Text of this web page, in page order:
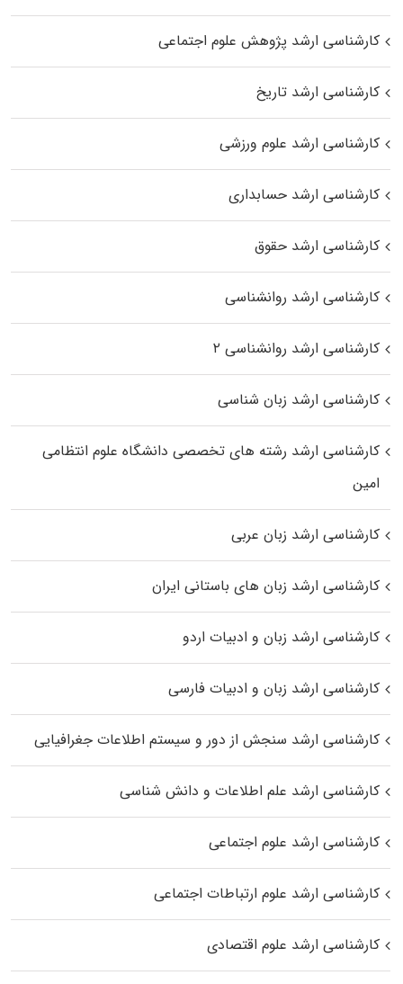
کارشناسی ارشد پژوهش علوم اجتماعی
کارشناسی ارشد تاریخ
کارشناسی ارشد علوم ورزشی
کارشناسی ارشد حسابداری
کارشناسی ارشد حقوق
کارشناسی ارشد روانشناسی
کارشناسی ارشد روانشناسی ۲
کارشناسی ارشد زبان شناسی
کارشناسی ارشد رﺷﺘﻪ ﻫﺎی تخصصی داﻧﺸﮕﺎه ﻋﻠﻮم انتظامی
اﻣﻴﻦ
کارشناسی ارشد زبان عربی
کارشناسی ارشد زبان‌ های باستانی ایران
کارشناسی ارشد زبان و ادبیات اردو
کارشناسی ارشد زبان و ادبیات فارسی
کارشناسی ارشد سنجش از دور و سیستم اطلاعات جغرافیایی
کارشناسی ارشد علم اطلاعات و دانش شناسی
کارشناسی ارشد علوم اجتماعی
کارشناسی ارشد علوم ارتباطات اجتماعی
کارشناسی ارشد علوم اقتصادی